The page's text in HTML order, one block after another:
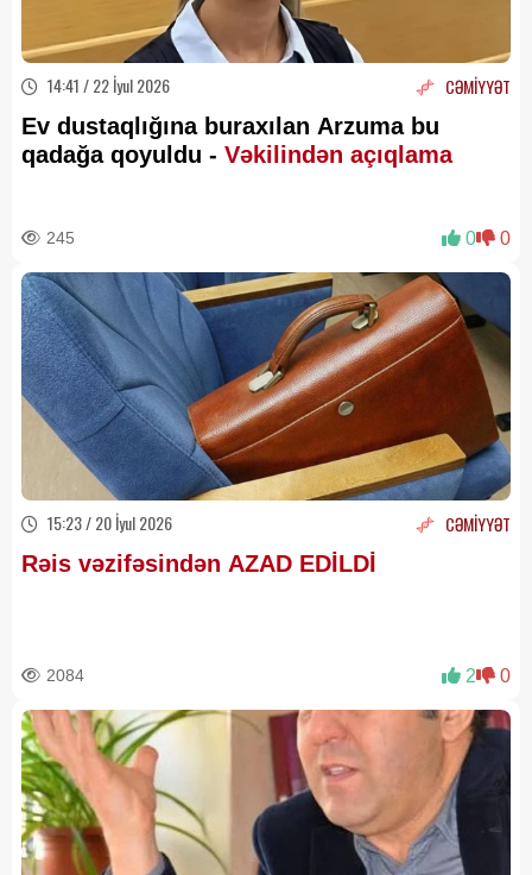
14:41 / 22 İyul 2026 CƏMİYYƏT
Ev dustaqlığına buraxılan Arzuma bu
qadağa qoyuldu - Vəkilindən açıqlama
245 0 0
15:23 / 20 İyul 2026 CƏMİYYƏT
Rəis vəzifəsindən AZAD EDİLDİ
2084 2 0